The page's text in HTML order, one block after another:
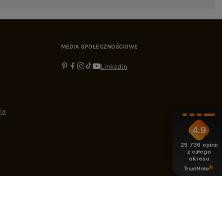
MEDIA SPOŁECZNOŚCIOWE
Linkedin
4.9
29 736 opinii
z całego
okresu